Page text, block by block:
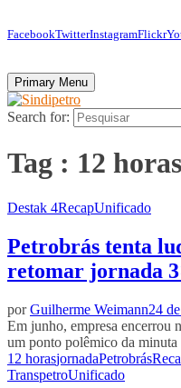
FacebookTwitterInstagramFlickr
Primary Menu
Search for:
Tag : 12 horas
Destak 4RecapUnificado
Petrobrás tenta
retomar jornada
porGuilherme Weimann24
Em junho, empresa encerrou
um ponto polêmico da minuta
12 horasjornadaPetrobrás
TranspetroUnificado